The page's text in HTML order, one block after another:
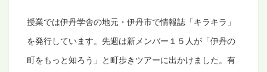
授業では伊丹学舎の地元・伊丹市で情報誌「キラキラ」
を発行しています。先週は新メンバー１５人が「伊丹の
町をもっと知ろう」と町歩きツアーに出かけました。 有